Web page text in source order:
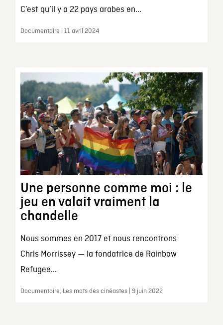
C’est qu’il y a 22 pays arabes en...
Documentaire | 11 avril 2024
Une personne comme moi : le
jeu en valait vraiment la
chandelle
Nous sommes en 2017 et nous rencontrons
Chris Morrissey — la fondatrice de Rainbow
Refugee...
Documentaire, Les mots des cinéastes | 9 juin 2022